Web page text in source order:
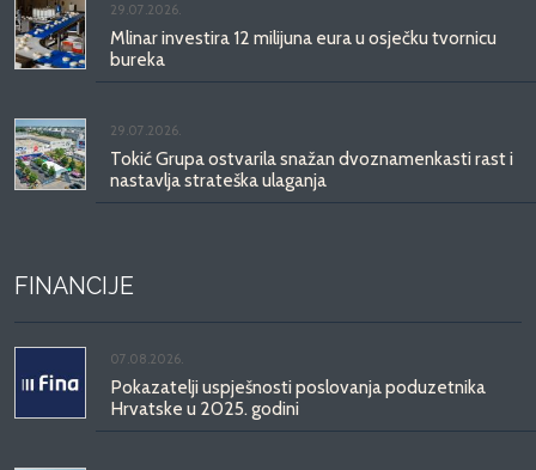
29.07.2026.
Mlinar investira 12 milijuna eura u osječku tvornicu
bureka
29.07.2026.
Tokić Grupa ostvarila snažan dvoznamenkasti rast i
nastavlja strateška ulaganja
FINANCIJE
07.08.2026.
Pokazatelji uspješnosti poslovanja poduzetnika
Hrvatske u 2025. godini